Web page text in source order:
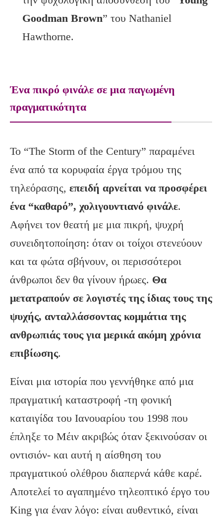
Goodman Brown” του Nathaniel
Hawthorne.
Ένα πικρό φινάλε σε μια παγωμένη
πραγματικότητα
Το “The Storm of the Century” παραμένει
ένα από τα κορυφαία έργα τρόμου της
τηλεόρασης, επειδή αρνείται να προσφέρει
ένα “καθαρό”, χολιγουντιανό φινάλε.
Αφήνει τον θεατή με μια πικρή, ψυχρή
συνειδητοποίηση: όταν οι τοίχοι στενεύουν
και τα φώτα σβήνουν, οι περισσότεροι
άνθρωποι δεν θα γίνουν ήρωες. Θα
μετατραπούν σε λογιστές της ίδιας τους της
ψυχής, ανταλλάσσοντας κομμάτια της
ανθρωπιάς τους για μερικά ακόμη χρόνια
επιβίωσης.
Είναι μια ιστορία που γεννήθηκε από μια
πραγματική καταστροφή -τη φονική
καταιγίδα του Ιανουαρίου του 1998 που
έπληξε το Μέιν ακριβώς όταν ξεκινούσαν οι
οντισιόν- και αυτή η αίσθηση του
πραγματικού ολέθρου διαπερνά κάθε καρέ.
Αποτελεί το αγαπημένο τηλεοπτικό έργο του
King για έναν λόγο: είναι αυθεντικό, είναι